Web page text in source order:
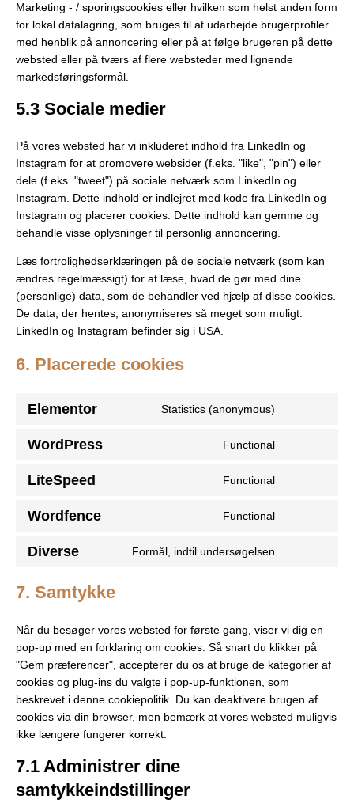
Marketing - / sporingscookies eller hvilken som helst anden form
for lokal datalagring, som bruges til at udarbejde brugerprofiler
med henblik på annoncering eller på at følge brugeren på dette
websted eller på tværs af flere websteder med lignende
markedsføringsformål.
5.3 Sociale medier
På vores websted har vi inkluderet indhold fra LinkedIn og
Instagram for at promovere websider (f.eks. "like", "pin") eller
dele (f.eks. "tweet") på sociale netværk som LinkedIn og
Instagram. Dette indhold er indlejret med kode fra LinkedIn og
Instagram og placerer cookies. Dette indhold kan gemme og
behandle visse oplysninger til personlig annoncering.
Læs fortrolighedserklæringen på de sociale netværk (som kan
ændres regelmæssigt) for at læse, hvad de gør med dine
(personlige) data, som de behandler ved hjælp af disse cookies.
De data, der hentes, anonymiseres så meget som muligt.
LinkedIn og Instagram befinder sig i USA.
6. Placerede cookies
Elementor Statistics (anonymous)
WordPress Functional
LiteSpeed Functional
Wordfence Functional
Diverse Formål, indtil undersøgelsen
7. Samtykke
Når du besøger vores websted for første gang, viser vi dig en
pop-up med en forklaring om cookies. Så snart du klikker på
"Gem præferencer", accepterer du os at bruge de kategorier af
cookies og plug-ins du valgte i pop-up-funktionen, som
beskrevet i denne cookiepolitik. Du kan deaktivere brugen af ​​
cookies via din browser, men bemærk at vores websted muligvis
ikke længere fungerer korrekt.
7.1 Administrer dine
samtykkeindstillinger